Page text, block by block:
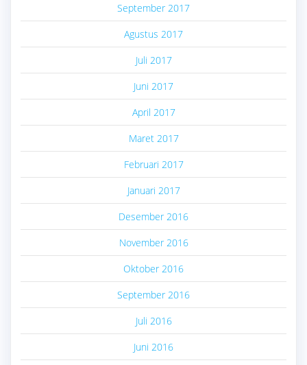
September 2017
Agustus 2017
Juli 2017
Juni 2017
April 2017
Maret 2017
Februari 2017
Januari 2017
Desember 2016
November 2016
Oktober 2016
September 2016
Juli 2016
Juni 2016